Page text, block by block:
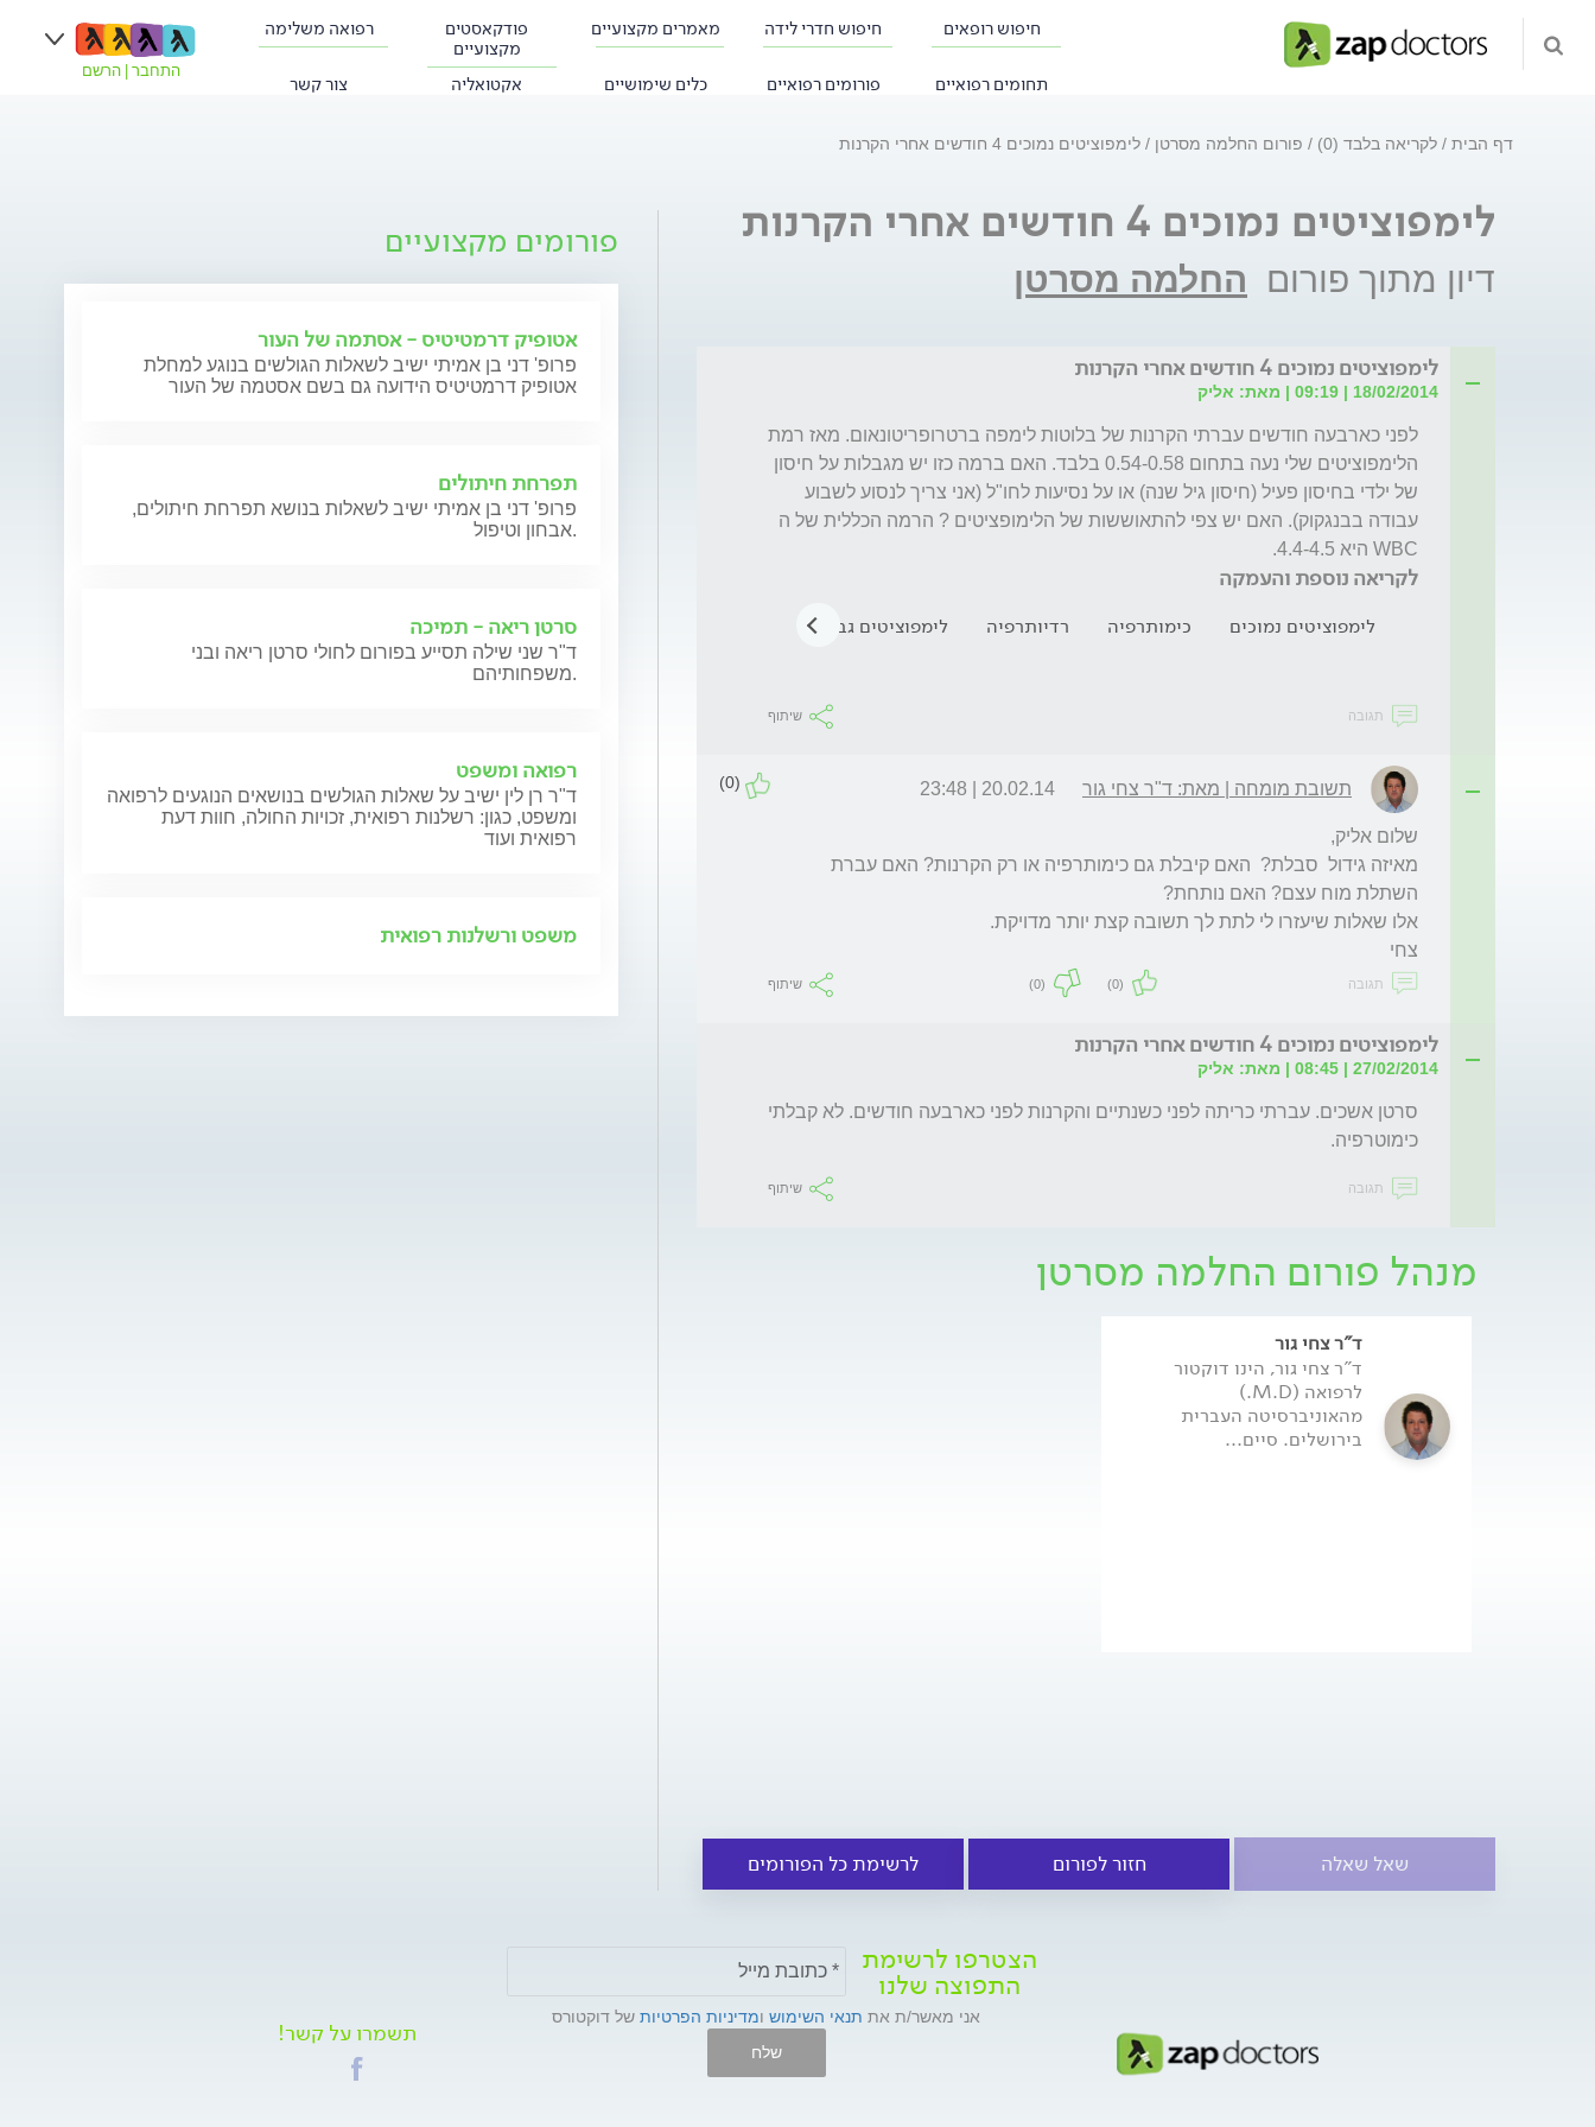
חיפוש רופאים חיפוש חדרי לידה מאמרים מקצועיים
פודקאסטים
מקצועיים
רפואה משלימה
תחומים רפואיים פורומים רפואיים כלים שימושיים אקטואליה צור קשר
התחבר הרשם
דף הבית לקריאה בלבד (0) פורום החלמה מסרטן לימפוציטים נמוכים 4 חודשים אחרי הקרנות
לימפוציטים נמוכים 4 חודשים אחרי הקרנות
דיון מתוך פורום החלמה מסרטן
לימפוציטים נמוכים 4 חודשים אחרי הקרנות
18/02/2014 | 09:19 | מאת: אליק
WBC היא 4.4-4.5.
לקריאה נוספת והעמקה
לימפוציטים נמוכים כימותרפיה רדיותרפיה לימפוציטים גבוהים לויקופניה הקרנות
תגובה שיתוף
תשובת מומחה | מאת: ד"ר צחי גור 20.02.14 | 23:48
(0)
צחי
תגובה (0)
(0) שיתוף
לימפוציטים נמוכים 4 חודשים אחרי הקרנות
27/02/2014 | 08:45 | מאת: אליק
כימוטרפיה.
תגובה שיתוף
מנהל פורום החלמה מסרטן
ד"ר צחי גור
ד"ר צחי גור, הינו דוקטור
לרפואה (M.D.)
מהאוניברסיטה העברית
בירושלים. סיים...
שאל שאלה חזור לפורום לרשימת כל הפורומים
פורומים מקצועיים
אטופיק דרמטיטיס - אסתמה של העור
פרופ' דני בן אמיתי ישיב לשאלות הגולשים בנוגע למחלת
אטופיק דרמטיטיס הידועה גם בשם אסטמה של העור
תפרחת חיתולים
פרופ' דני בן אמיתי ישיב לשאלות בנושא תפרחת חיתולים,
אבחון וטיפול.
סרטן ריאה - תמיכה
ד"ר שני שילה תסייע בפורום לחולי סרטן ריאה ובני
משפחותיהם.
רפואה ומשפט
ד"ר רן לין ישיב על שאלות הגולשים בנושאים הנוגעים לרפואה
ומשפט, כגון: רשלנות רפואית, זכויות החולה, חוות דעת
רפואית ועוד
משפט ורשלנות רפואית
הצטרפו לרשימת
התפוצה שלנו
אני מאשר/ת את תנאי השימוש ומדיניות הפרטיות של דוקטורס
שלח
תשמרו על קשר!